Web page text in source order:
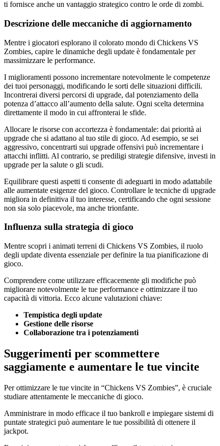
ti fornisce anche un vantaggio strategico contro le orde di zombi.
Descrizione delle meccaniche di aggiornamento
Mentre i giocatori esplorano il colorato mondo di Chickens VS
Zombies, capire le dinamiche degli update è fondamentale per
massimizzare le performance.
I miglioramenti possono incrementare notevolmente le competenze
dei tuoi personaggi, modificando le sorti delle situazioni difficili.
Incontrerai diversi percorsi di upgrade, dal potenziamento della
potenza d’attacco all’aumento della salute. Ogni scelta determina
direttamente il modo in cui affronterai le sfide.
Allocare le risorse con accortezza è fondamentale: dai priorità ai
upgrade che si adattano al tuo stile di gioco. Ad esempio, se sei
aggressivo, concentrarti sui upgrade offensivi può incrementare i
attacchi inflitti. Al contrario, se prediligi strategie difensive, investi in
upgrade per la salute o gli scudi.
Equilibrare questi aspetti ti consente di adeguarti in modo adattabile
alle aumentate esigenze del gioco. Controllare le tecniche di upgrade
migliora in definitiva il tuo interesse, certificando che ogni sessione
non sia solo piacevole, ma anche trionfante.
Influenza sulla strategia di gioco
Mentre scopri i animati terreni di Chickens VS Zombies, il ruolo
degli update diventa essenziale per definire la tua pianificazione di
gioco.
Comprendere come utilizzare efficacemente gli modifiche può
migliorare notevolmente le tue performance e ottimizzare il tuo
capacità di vittoria. Ecco alcune valutazioni chiave:
Tempistica degli update
Gestione delle risorse
Collaborazione tra i potenziamenti
Suggerimenti per scommettere
saggiamente e aumentare le tue vincite
Per ottimizzare le tue vincite in “Chickens VS Zombies”, è cruciale
studiare attentamente le meccaniche di gioco.
Amministrare in modo efficace il tuo bankroll e impiegare sistemi di
puntate strategici può aumentare le tue possibilità di ottenere il
jackpot.